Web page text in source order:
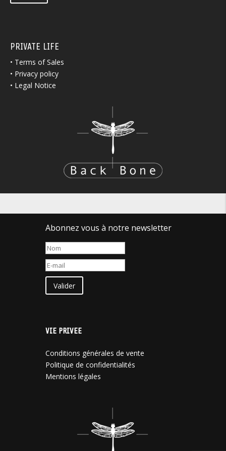
PRIVATE LIFE
• Terms of Sales
• Privacy policy
• Legal Notice
Abonnez vous à notre newsletter
Valider
VIE PRIVEE
Conditions générales de vente
Politique de confidentialités
Mentions légales